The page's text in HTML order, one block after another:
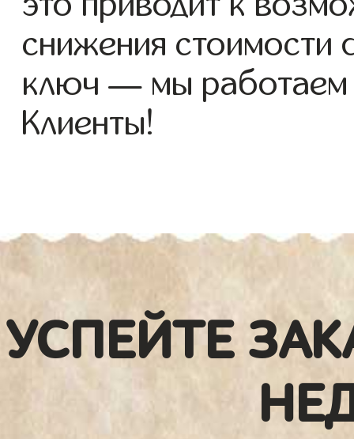
снижения стоимости
ключ — мы
Клиенты!
УСПЕЙТЕ